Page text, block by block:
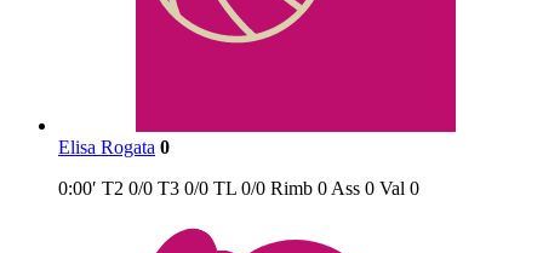
Elisa Rogata 0
0:00′ T2 0/0 T3 0/0 TL 0/0 Rimb 0 Ass 0 Val 0